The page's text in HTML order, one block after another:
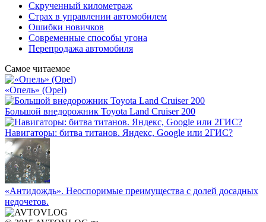
Скрученный километраж
Страх в управлении автомобилем
Ошибки новичков
Современные способы угона
Перепродажа автомобиля
Самое читаемое
«Опель» (Opel)
Большой внедорожник Toyota Land Cruiser 200
Навигаторы: битва титанов. Яндекс, Google или 2ГИС?
«Антидождь». Неоспоримые преимущества с долей досадных
недочетов.